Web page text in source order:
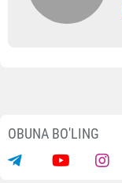
OBUNA BO'LING